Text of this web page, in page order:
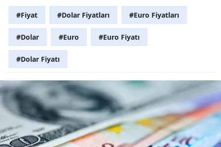
#Fiyat #Dolar Fiyatları #Euro Fiyatları
#Dolar #Euro #Euro Fiyatı
#Dolar Fiyatı